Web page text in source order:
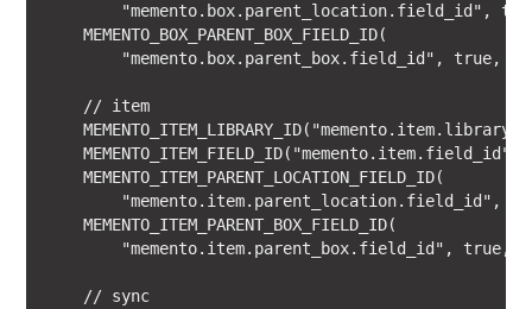
"memento.box.parent_location.field_id",
    MEMENTO_BOX_PARENT_BOX_FIELD_ID(
"memento.box.parent_box.field_id", true, {
    // item
MEMENTO_ITEM_FIELD_ID("memento.item.field_id",
    MEMENTO_ITEM_PARENT_LOCATION_FIELD_ID(
"memento.item.parent_location.field_id",
    MEMENTO_ITEM_PARENT_BOX_FIELD_ID(
"memento.item.parent_box.field_id", true,
    // sync